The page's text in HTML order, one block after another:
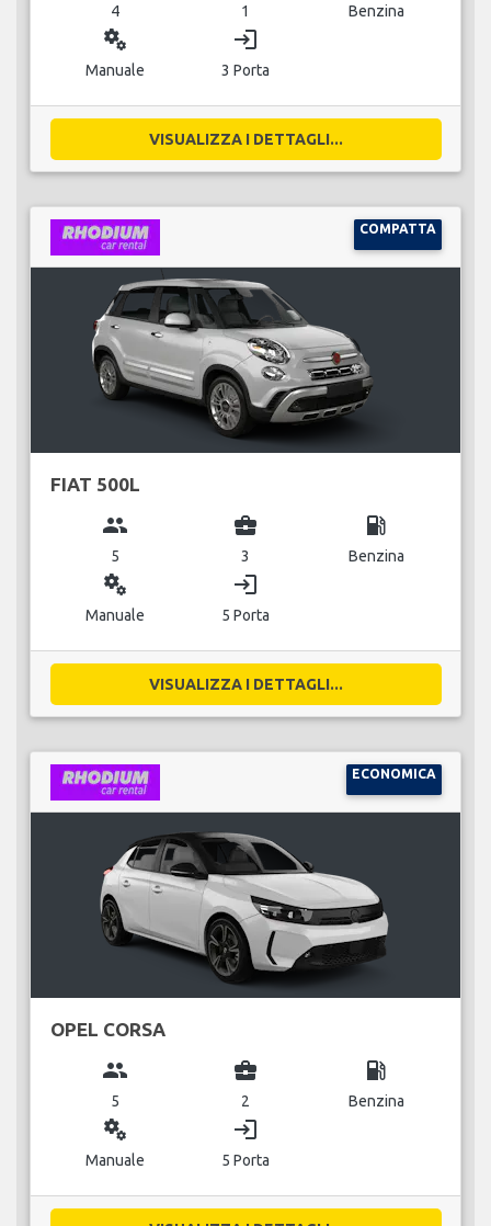
4 1 Benzina
miscellaneous_services
Manuale
login
3 Porta
VISUALIZZA I DETTAGLI...
COMPATTA
FIAT 500L
group
5
business_center
3
local_gas_station
Benzina
miscellaneous_services
Manuale
login
5 Porta
VISUALIZZA I DETTAGLI...
ECONOMICA
OPEL CORSA
group
5
business_center
2
local_gas_station
Benzina
miscellaneous_services
Manuale
login
5 Porta